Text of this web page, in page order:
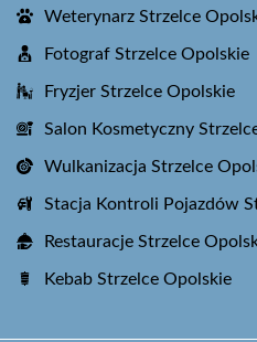
Weterynarz Strzelce
Fotograf Strzelce Opolskie
Fryzjer Strzelce Opolskie
Salon Kosmetyczny
Wulkanizacja Strzelce
Stacja Kontroli Pojazdów
Restauracje Strzelce
Kebab Strzelce Opolskie